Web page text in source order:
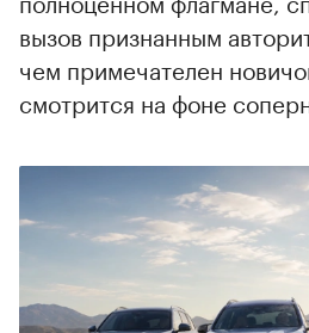
вызов признанным
чем примечателен
смотрится на фоне